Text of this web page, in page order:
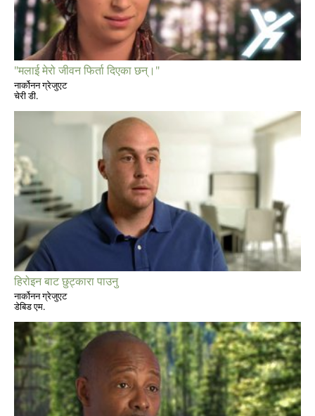
"मलाई मेरो जीवन फिर्ता दिएका छन्।"
नार्कोनन ग्रेजुएट
चेरी डी.
हिरोइन बाट छुट्कारा पाउनु
नार्कोनन ग्रेजुएट
डेबिड एम.